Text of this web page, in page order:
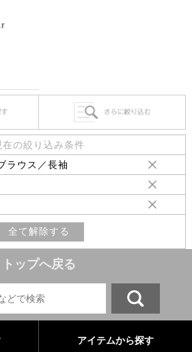
在の絞り込み条件
ラウス／長袖
全て解除する
トップへ戻る
アイテムから探す